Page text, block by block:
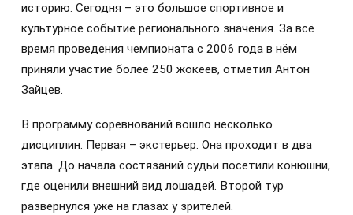
историю. Сегодня – это большое спортивное и
культурное событие регионального значения. За всё
время проведения чемпионата с 2006 года в нём
приняли участие более 250 жокеев, отметил Антон
Зайцев.
В программу соревнований вошло несколько
дисциплин. Первая – экстерьер. Она проходит в два
этапа. До начала состязаний судьи посетили конюшни,
где оценили внешний вид лошадей. Второй тур
развернулся уже на глазах у зрителей.